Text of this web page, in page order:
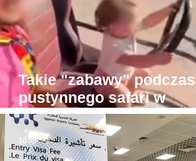
Takie "zabawy" podczas
pustynnego safari w
Hurghadzie. Co trzeba
mieć w głowie, żeby na to
pozwolić?!
16 lip